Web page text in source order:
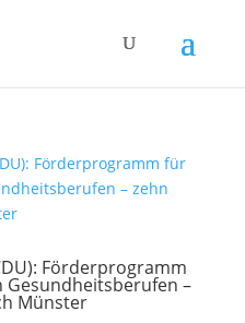
Förderprogramm
–
Münster